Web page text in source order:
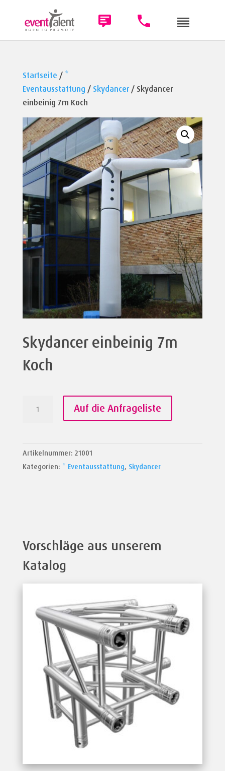
Startseite / *
Eventausstattung / Skydancer/ Skydancer
einbeinig 7m Koch
Skydancer einbeinig 7m
Koch
Koch
Menge
Auf die Anfrageliste
Artikelnummer: 21001
Kategorien: * Eventausstattung, Skydancer
Vorschläge aus unserem
Katalog